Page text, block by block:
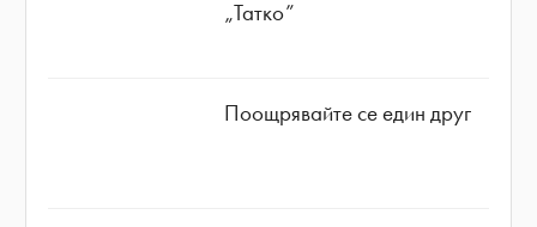
„Татко”
Поощрявайте се един друг